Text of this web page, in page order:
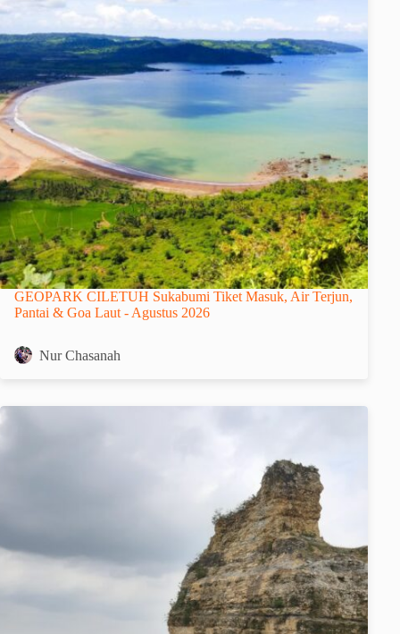
GEOPARK CILETUH Sukabumi Tiket Masuk, Air Terjun,
Pantai & Goa Laut - Agustus 2026
Nur Chasanah